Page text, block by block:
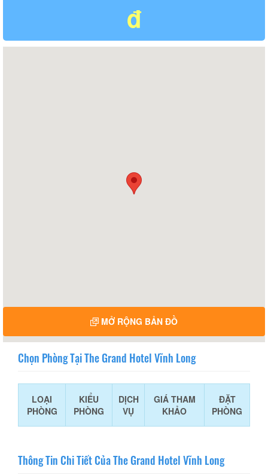
đ
MỞ RỘNG BẢN ĐỒ
Chọn Phòng Tại The Grand Hotel Vĩnh Long
LOẠI
PHÒNG
KIỂU
PHÒNG
DỊCH
VỤ
GIÁ THAM
KHẢO
ĐẶT
PHÒNG
Thông Tin Chi Tiết Của The Grand Hotel Vĩnh Long